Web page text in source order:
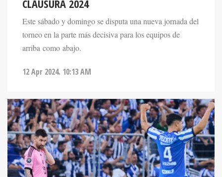
CLAUSURA 2024
Este sábado y domingo se disputa una nueva jornada del
torneo en la parte más decisiva para los equipos de
arriba como abajo.
12 Apr 2024. 10:13 AM